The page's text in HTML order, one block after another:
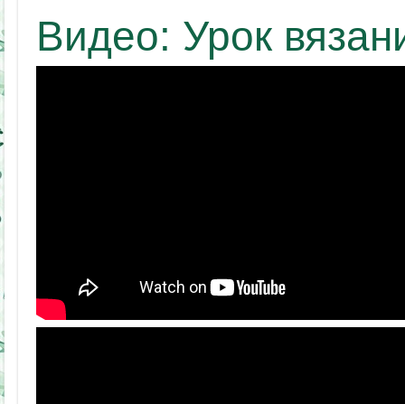
Видео: Урок